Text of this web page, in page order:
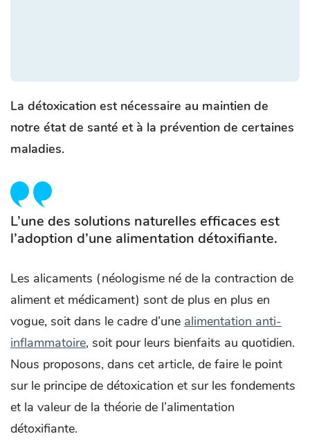
La détoxication est nécessaire au maintien de
notre état de santé et à la prévention de certaines
maladies.
L’une des solutions naturelles efficaces est
l’adoption d’une alimentation détoxifiante.
Les alicaments (néologisme né de la contraction de
aliment et médicament) sont de plus en plus en
vogue, soit dans le cadre d’une alimentation anti-
inflammatoire, soit pour leurs bienfaits au quotidien.
Nous proposons, dans cet article, de faire le point
sur le principe de détoxication et sur les fondements
et la valeur de la théorie de l’alimentation
détoxifiante.